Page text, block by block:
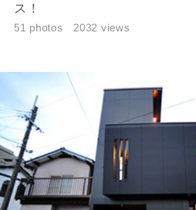
ス！
51 photos 2032 views